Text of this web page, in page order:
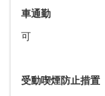
車通勤
可
受動喫煙防止措置